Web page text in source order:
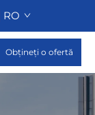
RO
Obțineți o ofertă